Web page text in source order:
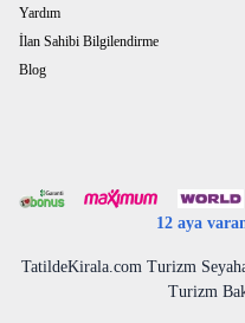
Yardım
İlan Sahibi Bilgilendirme
Blog
12 aya
TatildeKirala.com Turizm
Turizm